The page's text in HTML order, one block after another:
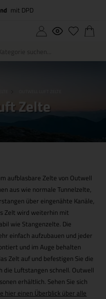
mit DPD
Zelte
aufblasbare Zelte von Outwell
aus wie normale Tunnelzelte,
über eingenähte Kanäle,
Zelt wird weiterhin mit
wie Stangenzelte. Die
einfach aufzubauen und jeder
und im Auge behalten
Zelt auf und befestigen Sie die
die Luftstangen schnell. Outwell
erhältlich. Sehen Sie sich
hier einen Überblick über alle